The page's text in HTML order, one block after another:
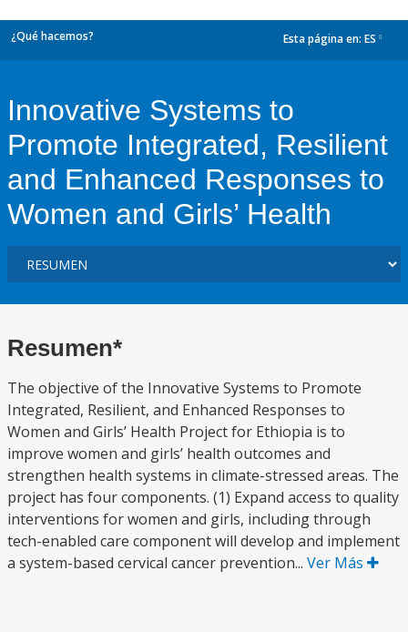
¿Qué hacemos? Esta página en: ES
Innovative Systems to
Promote Integrated, Resilient
and Enhanced Responses to
Women and Girls’ Health
Resumen*
The objective of the Innovative Systems to Promote
Integrated, Resilient, and Enhanced Responses to
Women and Girls’ Health Project for Ethiopia is to
improve women and girls’ health outcomes and
strengthen health systems in climate-stressed areas. The
project has four components. (1) Expand access to quality
interventions for women and girls, including through
tech-enabled care component will develop and implement
a system-based cervical cancer prevention... Ver Más